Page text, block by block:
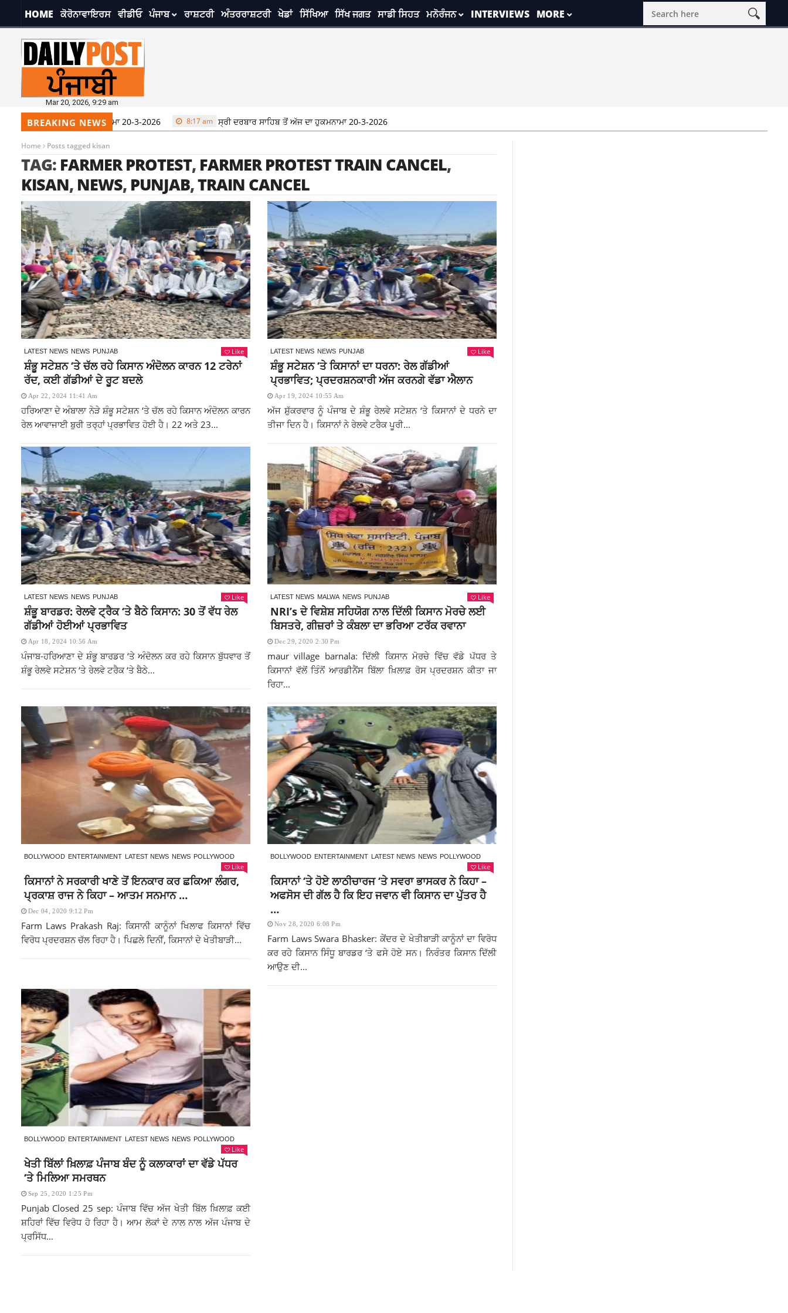
HOME ਕੋਰੋਨਾਵਾਇਰਸ ਵੀਡੀਓ ਪੰਜਾਬ ਰਾਸ਼ਟਰੀ ਅੰਤਰਰਾਸ਼ਟਰੀ ਖੇਡਾਂ ਸਿੱਖਿਆ ਸਿੱਖ ਜਗਤ ਸਾਡੀ ਸਿਹਤ ਮਨੋਰੰਜਨ INTERVIEWS MORE
Mar 20, 2026, 9:29 am
BREAKING NEWS
ਸਾਹਿਬ ਤੋਂ ਅੱਜ ਦਾ ਹੁਕਮਨਾਮਾ 20-3-2026 8:17 am ਸ੍ਰੀ ਦਰਬਾਰ ਸਾਹਿਬ ਤੋਂ ਅੱਜ ਦਾ ਹੁਕਮਨਾਮਾ 20-3-2026
Home Posts tagged kisan
TAG: FARMER PROTEST, FARMER PROTEST TRAIN CANCEL,
KISAN, NEWS, PUNJAB,TRAIN CANCEL
LATEST NEWS NEWS PUNJAB Like
ਸ਼ੰਭੂ ਸਟੇਸ਼ਨ ‘ਤੇ ਚੱਲ ਰਹੇ ਕਿਸਾਨ ਅੰਦੋਲਨ ਕਾਰਨ 12 ਟਰੇਨਾਂ
ਰੱਦ, ਕਈ ਗੱਡੀਆਂ ਦੇ ਰੂਟ ਬਦਲੇ
Apr 22, 2024 11:41 Am
ਹਰਿਆਣਾ ਦੇ ਅੰਬਾਲਾ ਨੇੜੇ ਸ਼ੰਭੂ ਸਟੇਸ਼ਨ ‘ਤੇ ਚੱਲ ਰਹੇ ਕਿਸਾਨ ਅੰਦੋਲਨ ਕਾਰਨ
ਰੇਲ ਆਵਾਜਾਈ ਬੁਰੀ ਤਰ੍ਹਾਂ ਪ੍ਰਭਾਵਿਤ ਹੋਈ ਹੈ। 22 ਅਤੇ 23...
LATEST NEWS NEWS PUNJAB Like
ਸ਼ੰਭੂ ਸਟੇਸ਼ਨ ‘ਤੇ ਕਿਸਾਨਾਂ ਦਾ ਧਰਨਾ: ਰੇਲ ਗੱਡੀਆਂ
ਪ੍ਰਭਾਵਿਤ; ਪ੍ਰਦਰਸ਼ਨਕਾਰੀ ਅੱਜ ਕਰਨਗੇ ਵੱਡਾ ਐਲਾਨ
Apr 19, 2024 10:55 Am
ਅੱਜ ਸ਼ੁੱਕਰਵਾਰ ਨੂੰ ਪੰਜਾਬ ਦੇ ਸ਼ੰਭੂ ਰੇਲਵੇ ਸਟੇਸ਼ਨ ‘ਤੇ ਕਿਸਾਨਾਂ ਦੇ ਧਰਨੇ ਦਾ
ਤੀਜਾ ਦਿਨ ਹੈ। ਕਿਸਾਨਾਂ ਨੇ ਰੇਲਵੇ ਟਰੈਕ ਪੂਰੀ...
LATEST NEWS NEWS PUNJAB Like
ਸ਼ੰਭੂ ਬਾਰਡਰ: ਰੇਲਵੇ ਟ੍ਰੈਕ ‘ਤੇ ਬੈਠੇ ਕਿਸਾਨ: 30 ਤੋਂ ਵੱਧ ਰੇਲ
ਗੱਡੀਆਂ ਹੋਈਆਂ ਪ੍ਰਭਾਵਿਤ
Apr 18, 2024 10:56 Am
ਪੰਜਾਬ-ਹਰਿਆਣਾ ਦੇ ਸ਼ੰਭੂ ਬਾਰਡਰ ‘ਤੇ ਅੰਦੋਲਨ ਕਰ ਰਹੇ ਕਿਸਾਨ ਬੁੱਧਵਾਰ ਤੋਂ
ਸ਼ੰਭੂ ਰੇਲਵੇ ਸਟੇਸ਼ਨ ‘ਤੇ ਰੇਲਵੇ ਟਰੈਕ ‘ਤੇ ਬੈਠੇ...
LATEST NEWS MALWA NEWS PUNJAB Like
NRI’s ਦੇ ਵਿਸ਼ੇਸ਼ ਸਹਿਯੋਗ ਨਾਲ ਦਿੱਲੀ ਕਿਸਾਨ ਮੋਰਚੇ ਲਈ
ਬਿਸਤਰੇ, ਗੀਜ਼ਰਾਂ ਤੇ ਕੰਬਲਾ ਦਾ ਭਰਿਆ ਟਰੱਕ ਰਵਾਨਾ
Dec 29, 2020 2:30 Pm
maur village barnala: ਦਿੱਲੀ ਕਿਸਾਨ ਮੋਰਚੇ ਵਿੱਚ ਵੱਡੇ ਪੱਧਰ ਤੇ
ਕਿਸਾਨਾਂ ਵੱਲੋਂ ਤਿੰਨੋਂ ਆਰਡੀਨੈਂਸ ਬਿੱਲਾ ਖ਼ਿਲਾਫ਼ ਰੋਸ ਪ੍ਰਦਰਸ਼ਨ ਕੀਤਾ ਜਾ
ਰਿਹਾ...
BOLLYWOOD ENTERTAINMENT LATEST NEWS NEWS POLLYWOOD
Like
ਕਿਸਾਨਾਂ ਨੇ ਸਰਕਾਰੀ ਖਾਣੇ ਤੋਂ ਇਨਕਾਰ ਕਰ ਛਕਿਆ ਲੰਗਰ,
ਪ੍ਰਕਾਸ਼ ਰਾਜ ਨੇ ਕਿਹਾ – ਆਤਮ ਸਨਮਾਨ …
Dec 04, 2020 9:12 Pm
Farm Laws Prakash Raj: ਕਿਸਾਨੀ ਕਾਨੂੰਨਾਂ ਖਿਲਾਫ ਕਿਸਾਨਾਂ ਵਿੱਚ
ਵਿਰੋਧ ਪ੍ਰਦਰਸ਼ਨ ਚੱਲ ਰਿਹਾ ਹੈ। ਪਿਛਲੇ ਦਿਨੀਂ, ਕਿਸਾਨਾਂ ਦੇ ਖੇਤੀਬਾੜੀ...
BOLLYWOOD ENTERTAINMENT LATEST NEWS NEWS POLLYWOOD
Like
ਕਿਸਾਨਾਂ ‘ਤੇ ਹੋਏ ਲਾਠੀਚਾਰਜ ‘ਤੇ ਸਵਰਾ ਭਾਸਕਰ ਨੇ ਕਿਹਾ –
ਅਫਸੋਸ ਦੀ ਗੱਲ ਹੈ ਕਿ ਇਹ ਜਵਾਨ ਵੀ ਕਿਸਾਨ ਦਾ ਪੁੱਤਰ ਹੈ
…
Nov 28, 2020 6:08 Pm
Farm Laws Swara Bhasker: ਕੇਂਦਰ ਦੇ ਖੇਤੀਬਾੜੀ ਕਾਨੂੰਨਾਂ ਦਾ ਵਿਰੋਧ
ਕਰ ਰਹੇ ਕਿਸਾਨ ਸਿੰਧੂ ਬਾਰਡਰ ‘ਤੇ ਫਸੇ ਹੋਏ ਸਨ। ਨਿਰੰਤਰ ਕਿਸਾਨ ਦਿੱਲੀ
ਆਉਣ ਦੀ...
BOLLYWOOD ENTERTAINMENT LATEST NEWS NEWS POLLYWOOD
Like
ਖੇਤੀ ਬਿੱਲਾਂ ਖ਼ਿਲਾਫ਼ ਪੰਜਾਬ ਬੰਦ ਨੂੰ ਕਲਾਕਾਰਾਂ ਦਾ ਵੱਡੇ ਪੱਧਰ
‘ਤੇ ਮਿਲਿਆ ਸਮਰਥਨ
Sep 25, 2020 1:25 Pm
Punjab Closed 25 sep: ਪੰਜਾਬ ਵਿੱਚ ਅੱਜ ਖੇਤੀ ਬਿੱਲ ਖ਼ਿਲਾਫ਼ ਕਈ
ਸ਼ਹਿਰਾਂ ਵਿੱਚ ਵਿਰੋਧ ਹੋ ਰਿਹਾ ਹੈ। ਆਮ ਲੋਕਾਂ ਦੇ ਨਾਲ ਨਾਲ ਅੱਜ ਪੰਜਾਬ ਦੇ
ਪ੍ਰਸਿੱਧ...